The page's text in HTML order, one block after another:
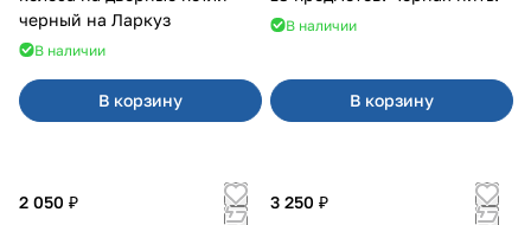
черный на Ларкуз
В наличии
В корзину
В наличии
В корзину
2 050 ₽
3 250 ₽